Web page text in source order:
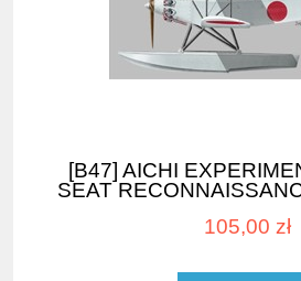
[B47] AICHI
SEAT
105,00 zł